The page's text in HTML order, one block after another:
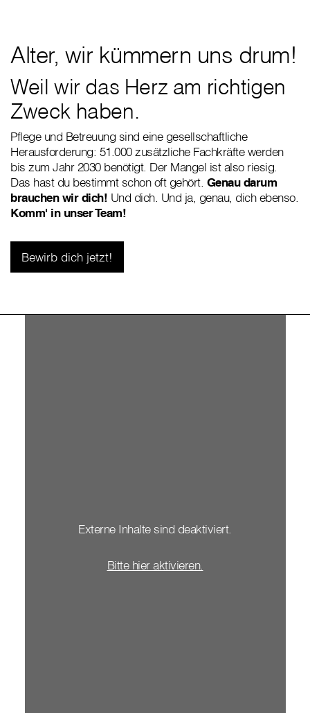
Alter, wir kümmern uns drum!
Weil wir das Herz am richtigen
Zweck haben.
Pflege und Betreuung sind eine gesellschaftliche
Herausforderung: 51.000 zusätzliche Fachkräfte werden
bis zum Jahr 2030 benötigt. Der Mangel ist also riesig.
Das hast du bestimmt schon oft gehört. Genau darum
brauchen wir dich! Und dich. Und ja, genau, dich ebenso.
Komm' in unser Team!
Bewirb dich jetzt!
Externe Inhalte sind deaktiviert.
Bitte hier aktivieren.